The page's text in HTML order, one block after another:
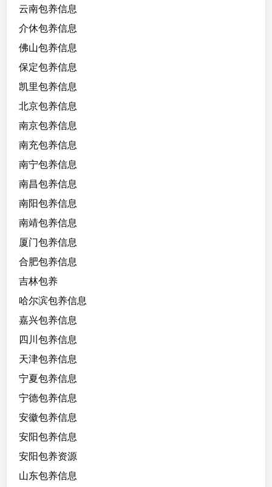
会
，
会
打
将
云南包养信息
介休包养信息
佛山包养信息
保定包养信息
凯里包养信息
北京包养信息
南京包养信息
南充包养信息
南宁包养信息
南昌包养信息
南阳包养信息
南靖包养信息
厦门包养信息
合肥包养信息
吉林包养
哈尔滨包养信息
嘉兴包养信息
四川包养信息
天津包养信息
宁夏包养信息
宁德包养信息
安徽包养信息
安阳包养信息
安阳包养资源
山东包养信息